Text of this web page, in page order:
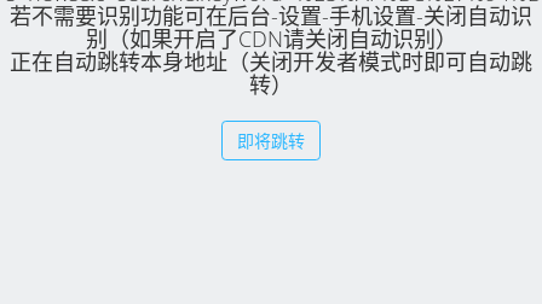
若不需要识别功能可在后台-设置-手机设置-关闭自动识
别（如果开启了CDN请关闭自动识别）
正在自动跳转本身地址（关闭开发者模式时即可自动跳
转）
即将跳转